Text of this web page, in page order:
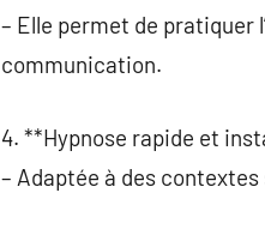
– Elle permet de pratiquer
communication.
4. **Hypnose rapide et
– Adaptée à des